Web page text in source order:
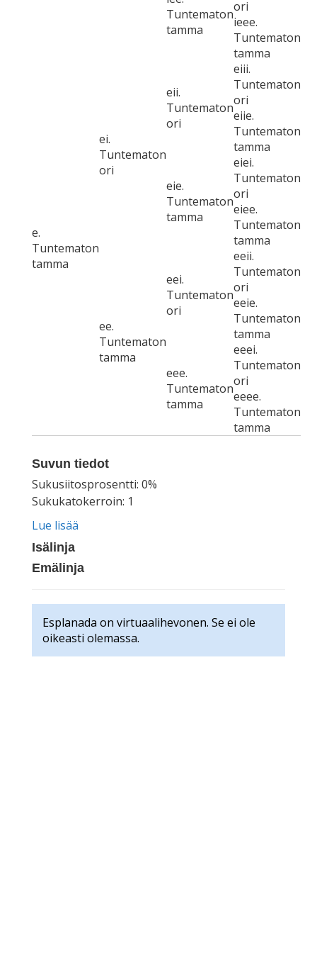
Tuntematon
tamma
ori
ieee.
Tuntematon
tamma
e.
Tuntematon
tamma
ei.
Tuntematon
ori
eii.
Tuntematon
ori
eiii.
Tuntematon
ori
eiie.
Tuntematon
tamma
eie.
Tuntematon
tamma
eiei.
Tuntematon
ori
eiee.
Tuntematon
tamma
ee.
Tuntematon
tamma
eei.
Tuntematon
ori
eeii.
Tuntematon
ori
eeie.
Tuntematon
tamma
eee.
Tuntematon
tamma
eeei.
Tuntematon
ori
eeee.
Tuntematon
tamma
Suvun tiedot
Sukusiitosprosentti: 0%
Sukukatokerroin: 1
Lue lisää
Isälinja
Emälinja
Esplanada on virtuaalihevonen. Se ei ole
oikeasti olemassa.